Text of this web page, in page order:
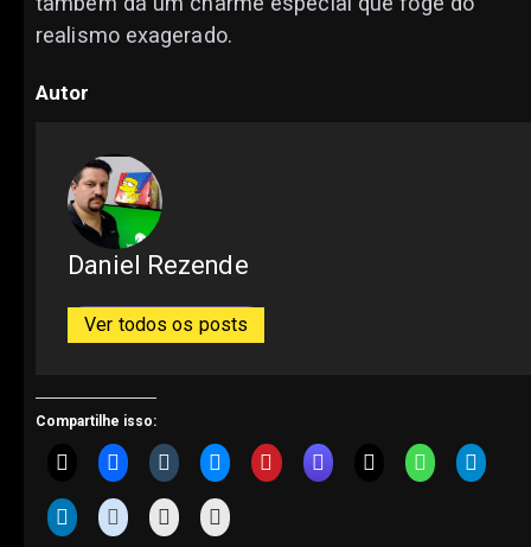
realismo exagerado.
Autor
Daniel Rezende
Ver todos os posts
Compartilhe isso: